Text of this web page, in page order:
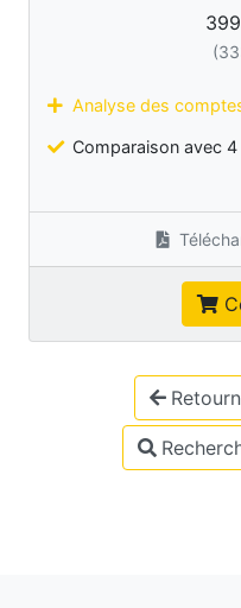
(
Analyse des
Comparaison avec